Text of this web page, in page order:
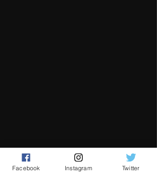
Facebook Instagram Twitter